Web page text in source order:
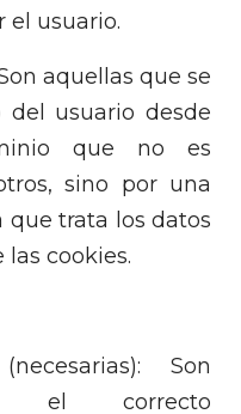
el usuario.
aquellas que se
del usuario desde
que no es
sino por una
que trata los datos
cookies.
Son
el correcto